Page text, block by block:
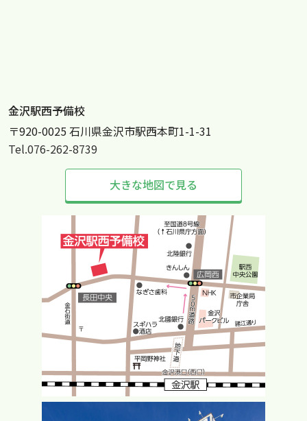
金沢駅西予備校
〒920-0025 石川県金沢市駅西本町1-1-31
Tel.076-262-8739
大きな地図で見る